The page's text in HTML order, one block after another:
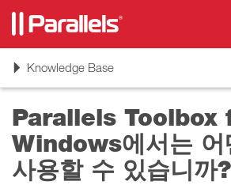
ToggleKnowledge Base
Parallels Toolbox
Windows에서는 어
사용할 수 있습니까?